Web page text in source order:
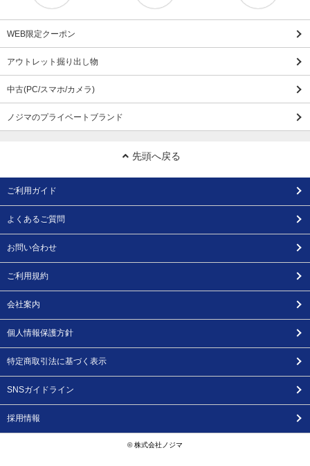
WEB限定クーポン
アウトレット掘り出し物
中古(PC/スマホ/カメラ)
ノジマのプライベートブランド
先頭へ戻る
ご利用ガイド
よくあるご質問
お問い合わせ
ご利用規約
会社案内
個人情報保護方針
特定商取引法に基づく表示
SNSガイドライン
採用情報
© 株式会社ノジマ